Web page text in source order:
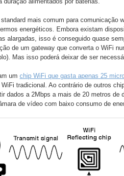
mais comum para comunicação
energéticos. Embora existam
alargadas, isso é conseguido quase
de um gateway que converta o WiFi
Mas isso poderá deixar de ser
um chip WiFi que gasta apenas 25
tradicional. Ao contrário de outros
dados a 2Mbps a mais de 20 metros de
de vídeo com baixo consumo de